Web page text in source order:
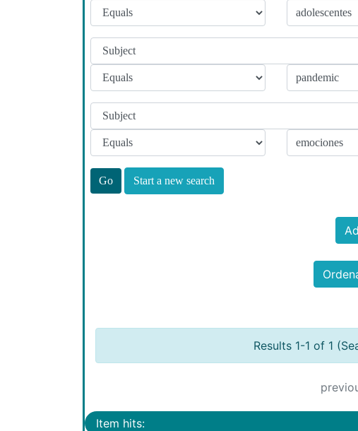
Start a new search
Results 1-1 of 1
Item hits: